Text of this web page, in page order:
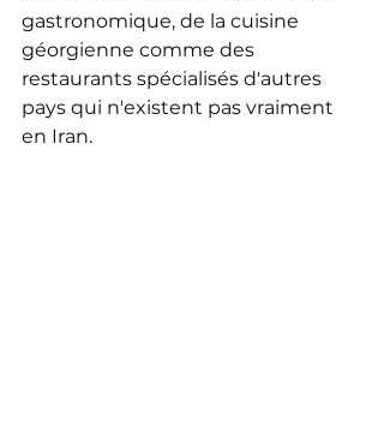
gastronomique, de la cuisine
géorgienne comme des
restaurants spécialisés d'autres
pays qui n'existent pas vraiment
en Iran.